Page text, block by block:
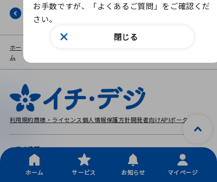
戻る
ホー
ム
利用規約商標・ライセンス個人情報保護方針開発者向けAPIポータル
一宮市役所
〒491-8501 愛知県一宮市本町2丁目5番6号
Copyright © City Ichinomiya, All Rights Reserved.
ホーム サービス お知らせ マイページ
お手数ですが、「よくあるご質問」をご確認くだ
さい。
閉じる